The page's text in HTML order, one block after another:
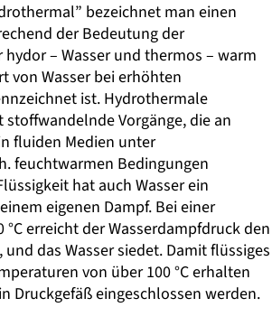
bezeichnet man einen
der Bedeutung der
– Wasser und thermos – warm
von Wasser bei erhöhten
ist. Hydrothermale
stoffwandelnde Vorgänge, die an
fluiden Medien unter
feuchtwarmen Bedingungen
hat auch Wasser ein
eigenen Dampf. Bei einer
erreicht der Wasserdampfdruck den
das Wasser siedet. Damit flüssiges
von über 100 °C erhalten
Druckgefäß eingeschlossen werden.